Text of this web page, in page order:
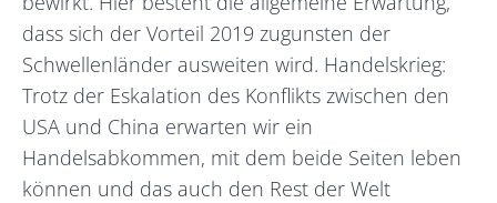
dass sich der Vorteil 2019 zugunsten der
Schwellenländer ausweiten wird. Handelskrieg:
Trotz der Eskalation des Konflikts zwischen den
USA und China erwarten wir ein
Handelsabkommen, mit dem beide Seiten leben
können und das auch den Rest der Welt